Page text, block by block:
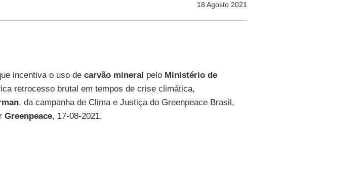
18 Agosto 2021
incentiva o uso de carvão mineral pelo Ministério de
retrocesso brutal em tempos de crise climática,
, da campanha de Clima e Justiça do Greenpeace Brasil,
Greenpeace, 17-08-2021.